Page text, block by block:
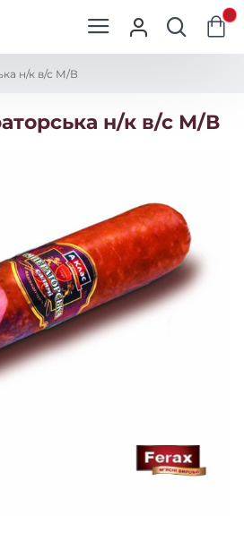
0
н/к в/с М/В
н/к в/с М/В